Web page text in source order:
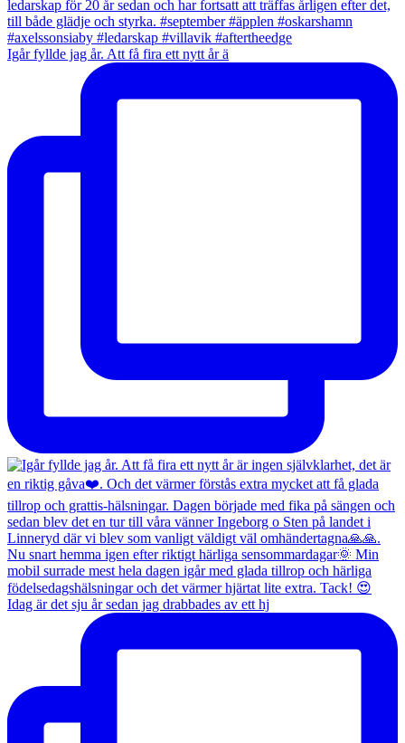
Igår fyllde jag år. Att få fira ett nytt år ä
Idag är det sju år sedan jag drabbades av ett hj